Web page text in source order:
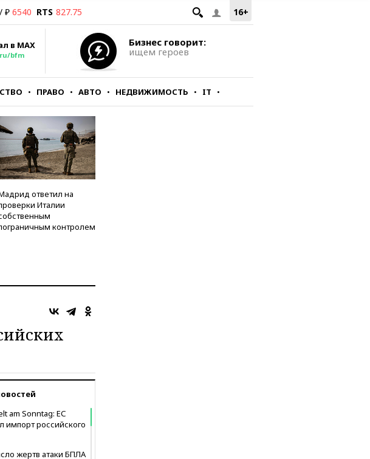
16+
/ ₽ 6540 RTS 827.75
в MAX
bfm
Бизнес говорит:
ищем героев
ПРАВО АВТО НЕДВИЖИМОСТЬ IT
ответил на
Италии
контролем
am Sonntag: ЕС
импорт российского
жертв атаки БПЛА